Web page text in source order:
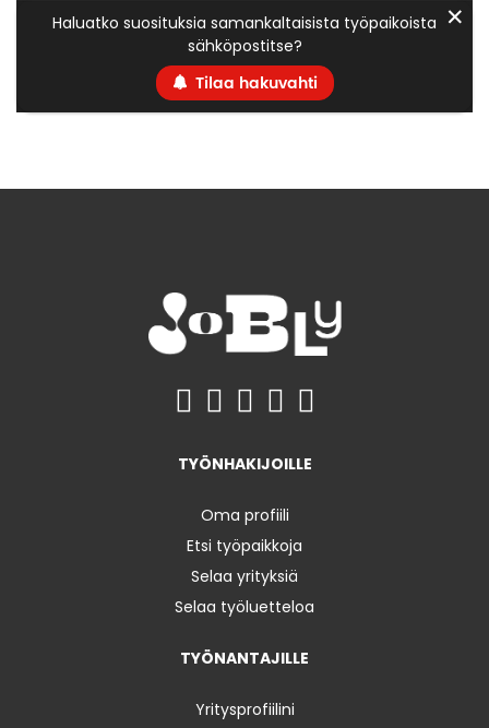
Haluatko suosituksia samankaltaisista työpaikoista
sähköpostitse?
Tilaa hakuvahti
✕
TYÖNHAKIJOILLE
Oma profiili
Etsi työpaikkoja
Selaa yrityksiä
Selaa työluetteloa
TYÖNANTAJILLE
Yritysprofiilini